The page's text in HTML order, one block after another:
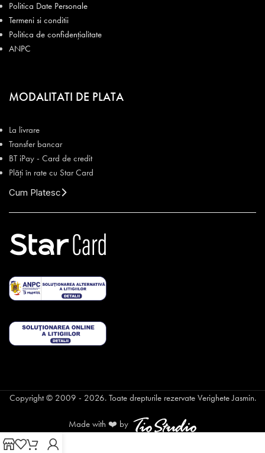
Politica Date Personale
Termeni si conditii
Politica de confidențialitate
ANPC
MODALITATI DE PLATA
La livrare
Transfer bancar
BT iPay - Card de credit
Plăți în rate cu Star Card
Cum Platesc
Copyright © 2009 - 2026. Toate drepturile rezervate Verighete Jasmin.
Made with ❤️ by